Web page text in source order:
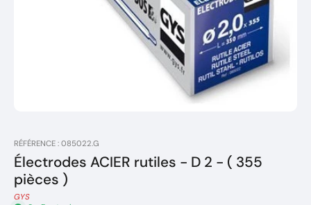
RÉFÉRENCE : 085022.G
Électrodes ACIER rutiles - D 2 - ( 355
pièces )
GYS